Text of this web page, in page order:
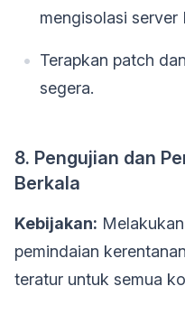
mengisolasi server
Terapkan patch
segera.
8. Pengujian dan
Berkala
Kebijakan:
pemindaian
teratur untuk semua